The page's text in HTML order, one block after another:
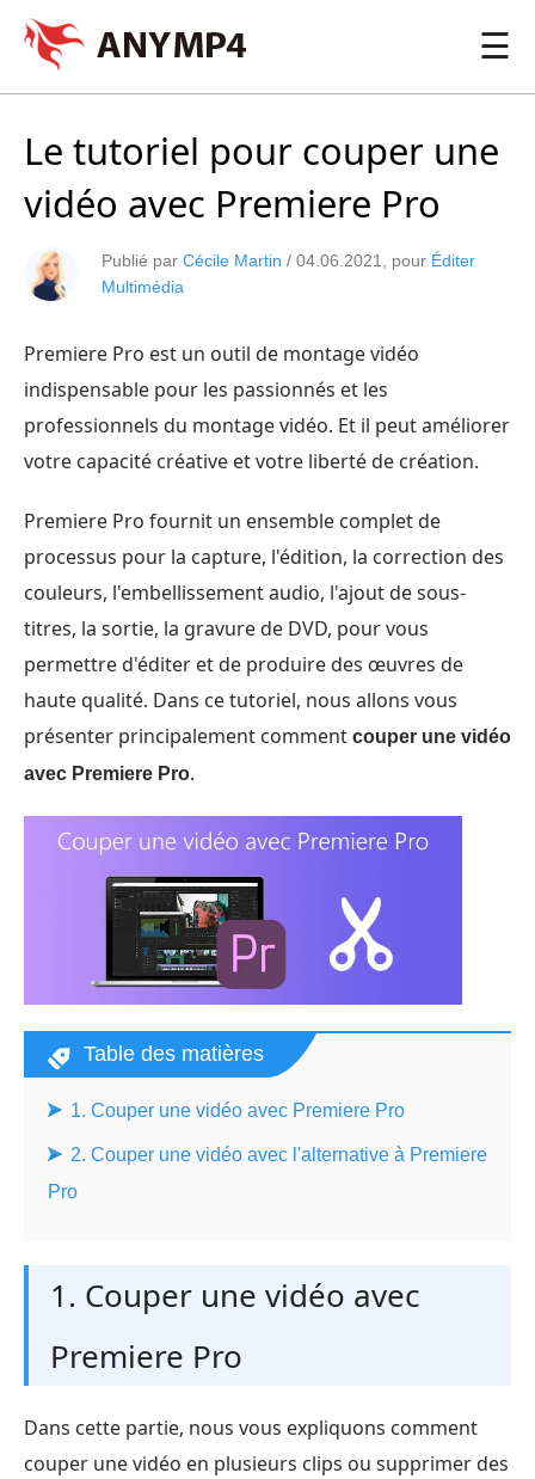
☰
Le tutoriel pour couper une
vidéo avec Premiere Pro
Publié par Cécile Martin / 04.06.2021 , pour Éditer
Multimédia
Premiere Pro est un outil de montage vidéo
indispensable pour les passionnés et les
professionnels du montage vidéo. Et il peut améliorer
votre capacité créative et votre liberté de création.
Premiere Pro fournit un ensemble complet de
processus pour la capture, l'édition, la correction des
couleurs, l'embellissement audio, l'ajout de sous-
titres, la sortie, la gravure de DVD, pour vous
permettre d'éditer et de produire des œuvres de
haute qualité. Dans ce tutoriel, nous allons vous
présenter principalement comment couper une vidéo
avec Premiere Pro.
Table des matières
1. Couper une vidéo avec Premiere Pro
2. Couper une vidéo avec l'alternative à Premiere
Pro
1. Couper une vidéo avec
Premiere Pro
Dans cette partie, nous vous expliquons comment
couper une vidéo en plusieurs clips ou supprimer des